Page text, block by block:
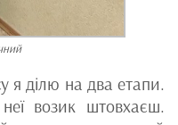
я ділю на два етапи.
возик штовхаєш.